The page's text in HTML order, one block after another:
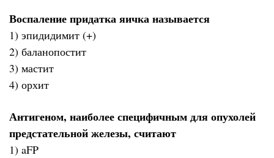
Воспаление придатка яичка называется
1) эпидидимит (+)
2) баланопостит
3) мастит
4) орхит
Антигеном, наиболее специфичным для опухолей
предстательной железы, считают
1) aFP